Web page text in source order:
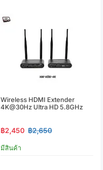
Wireless HDMI Extender
4K@30Hz Ultra HD 5.8GHz
฿2,450 ฿2,650
มีสินค้า